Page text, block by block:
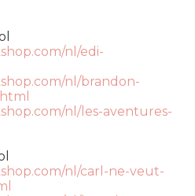
nl/edi-
nl/brandon-
nl/les-aventures-
nl/carl-ne-veut-